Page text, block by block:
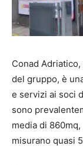
Conad
del gruppo, è
e servizi ai soci
sono
media di
misurano quasi